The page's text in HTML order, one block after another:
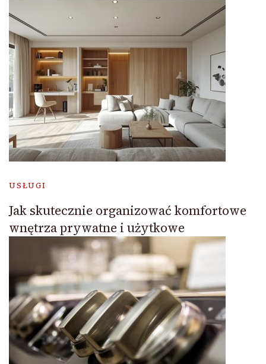
USŁUGI
Jak skutecznie organizować komfortowe
wnętrza prywatne i użytkowe